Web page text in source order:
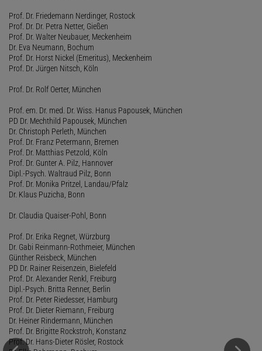
Prof. Dr. Friedemann Nerdinger, Rostock
Prof. Dr. Dr. Petra Netter, Gießen
Prof. Dr. Walter Neubauer, Meckenheim
Dr. Eva Neumann, Bochum
Prof. Dr. Horst Nickel (Emeritus), Meckenheim
Prof. Dr. Jürgen Nitsch, Köln
Prof. Dr. Rolf Oerter, München
Prof. em. Dr. med. Dr. Wiss. Hanus Papousek, München
PD Dr. Mechthild Papousek, München
Dr. Christoph Perleth, München
Prof. Dr. Franz Petermann, Bremen
Prof. Dr. Matthias Petzold, Köln
Prof. Dr. Gunter A. Pilz, Hannover
Dipl.-Psych. Waltraud Pilz, Bonn
Prof. Dr. Monika Pritzel, Landau/Pfalz
Dr. Klaus Puzicha, Bonn
Dr. Claudia Quaiser-Pohl, Bonn
Prof. Dr. Erika Regnet, Würzburg
Dr. Gabi Reinmann-Rothmeier, München
Günther Reisbeck, München
PD Dr. Rainer Reisenzein, Bielefeld
Prof. Dr. Alexander Renkl, Freiburg
Dipl.-Psych. Britta Renner, Berlin
Prof. Dr. Peter Riedesser, Hamburg
Prof. Dr. Dieter Riemann, Freiburg
Dr. Heiner Rindermann, München
Prof. Dr. Brigitte Rockstroh, Konstanz
Prof. Dr. Hans-Dieter Rösler, Rostock